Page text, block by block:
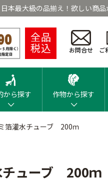
本最大級の品揃え！欲しい商品
全品
税込 お問合せ ご
から探す 作物から探す
箔灌水チューブ 200ｍ
チューブ 200ｍ